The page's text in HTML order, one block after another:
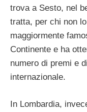
trova a Sesto, nel
tratta, per chi non
maggiormente
Continente e ha
numero di premi e
internazionale.
In Lombardia,